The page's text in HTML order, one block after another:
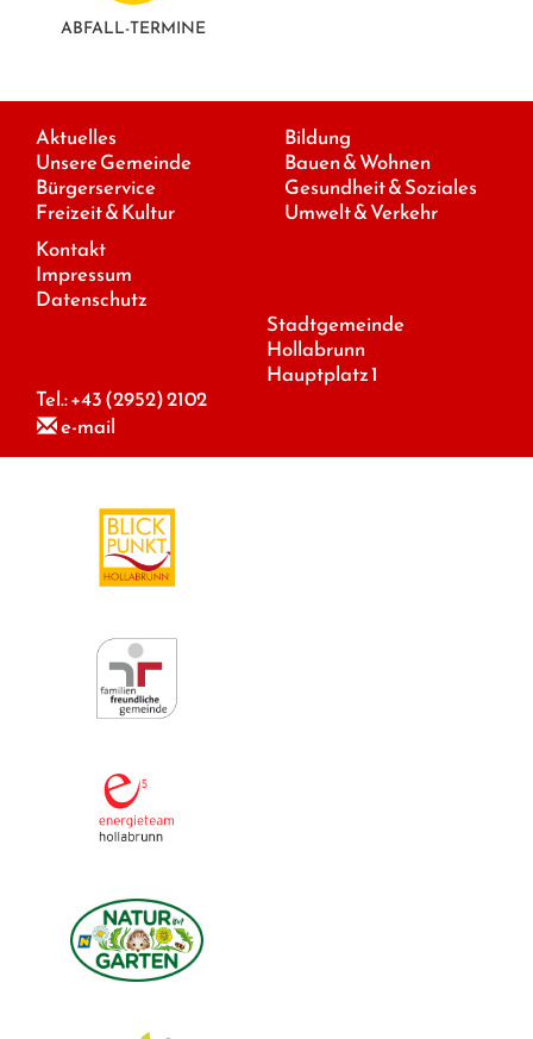
ABFALL-TERMINE
Aktuelles
Unsere Gemeinde
Bürgerservice
Freizeit & Kultur
Bildung
Bauen & Wohnen
Gesundheit & Soziales
Umwelt & Verkehr
Kontakt
Impressum
Datenschutz
Stadtgemeinde
Hollabrunn
Hauptplatz 1
Tel.:+43 (2952) 2102
e-mail